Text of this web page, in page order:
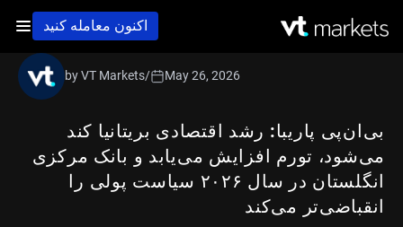
اکنون معامله کنید
بی‌ان‌پی پاریبا: رشد اقتصادی بریتانیا کند
می‌شود، تورم افزایش می‌یابد و بانک مرکزی
انگلستان در سال ۲۰۲۶ سیاست پولی را
انقباضی‌تر می‌کند
by VT Markets/ May 26, 2026